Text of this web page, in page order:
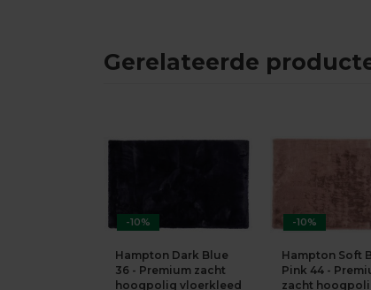
Gerelateerde
-10%
Hampton Dark Blue
36 - Premium zacht
hoogpolig vloerkleed
-10%
Hampton Soft
Pink 44 -
zacht